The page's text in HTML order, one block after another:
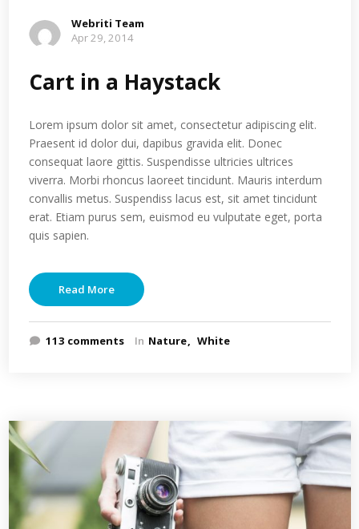
Webriti Team
Apr 29, 2014
Cart in a Haystack
Lorem ipsum dolor sit amet, consectetur adipiscing elit.
Praesent id dolor dui, dapibus gravida elit. Donec
consequat laore gittis. Suspendisse ultricies ultrices
viverra. Morbi rhoncus laoreet tincidunt. Mauris interdum
convallis metus. Suspendiss lacus est, sit amet tincidunt
erat. Etiam purus sem, euismod eu vulputate eget, porta
quis sapien.
Read More
113 comments In Nature White